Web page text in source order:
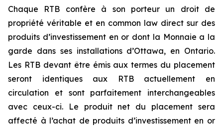
Chaque RTB confère à son porteur un droit de
propriété véritable et en common law direct sur des
produits d’investissement en or dont la Monnaie a la
garde dans ses installations d’Ottawa, en Ontario.
Les RTB devant être émis aux termes du placement
seront identiques aux RTB actuellement en
circulation et sont parfaitement interchangeables
avec ceux-ci. Le produit net du placement sera
affecté à l’achat de produits d’investissement en or